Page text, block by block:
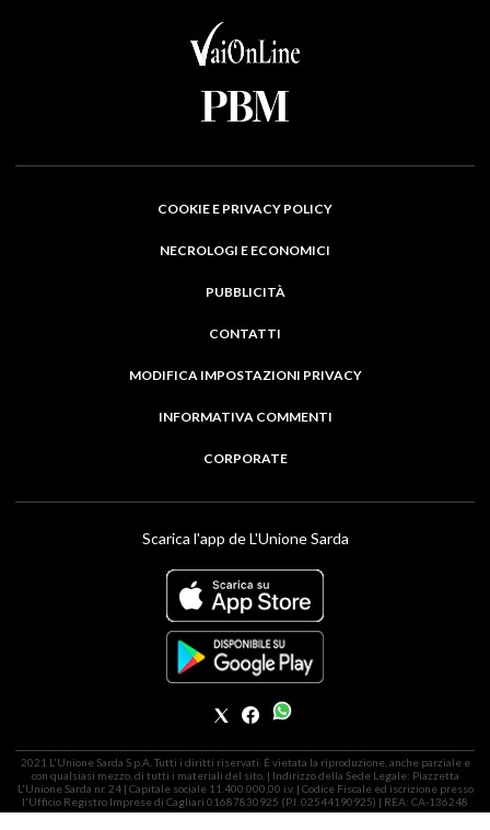
COOKIE E PRIVACY POLICY
NECROLOGI E ECONOMICI
PUBBLICITÀ
CONTATTI
MODIFICA IMPOSTAZIONI PRIVACY
INFORMATIVA COMMENTI
CORPORATE
Scarica l'app de L'Unione Sarda
2021 L'Unione Sarda S.p.A. Tutti i diritti riservati. É vietata la riproduzione, anche parziale e
con qualsiasi mezzo, di tutti i materiali del sito. | Indirizzo della Sede Legale: Piazzetta
L'Unione Sarda nr. 24 | Capitale sociale 11.400.000,00 i.v. | Codice Fiscale ed iscrizione presso
l'Ufficio Registro Imprese di Cagliari 01687830925 (P.I. 02544190925) | REA: CA-136248